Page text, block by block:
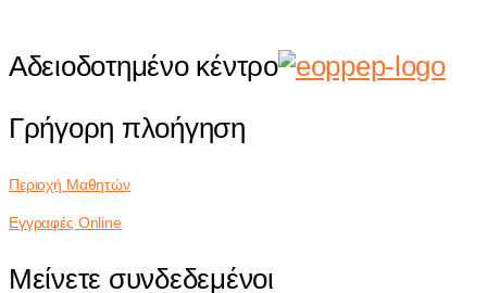
Αδειοδοτημένο κέντρο
Γρήγορη πλοήγηση
Περιοχή Μαθητών
Εγγραφές Online
Μείνετε συνδεδεμένοι